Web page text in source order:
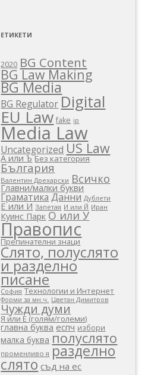
ЕТИКЕТИ
2020 BG Content
BG Law Making
BG Media
BG Regulator Digital
EU Law fake ip
Media Law
Uncategorized US Law
А или Ъ Без категория
България
Валентин Дрехарски Всичко
Главни/малки букви
Граматика Данни Дублети
Е или И Запетая И или Й Иран
Куинс Парк О или У
Правопис
Препинателни знаци
Слято, полуслято
и разделно
писане
София Технологии и Интернет
Форми за мн.ч. Цветан Димитров
Чужди думи
Я или Е (голям/големи)
главна буква еспч избори
малка буква полуслято
променливо я разделно
слято съд на ес